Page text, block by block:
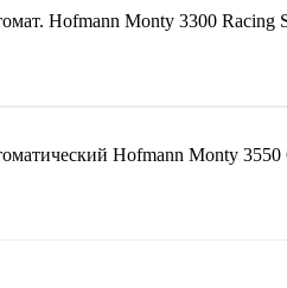
Hofmann Monty 3300 Racing
Hofmann Monty 3550